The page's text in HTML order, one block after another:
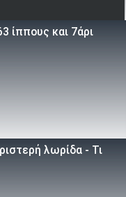
ίππους και 7άρι
λωρίδα - Τι